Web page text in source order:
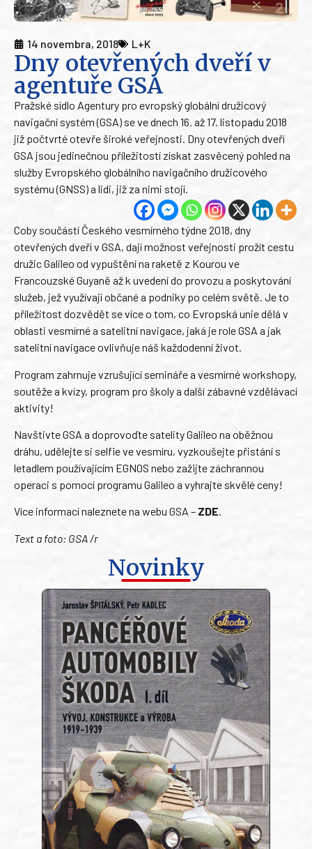
14 novembra, 2018 L+K
Dny otevřených dveří v
agentuře GSA
Pražské sídlo Agentury pro evropský globální družicový
navigační systém (GSA) se ve dnech 16. až 17. listopadu 2018
již počtvrté otevře široké veřejnosti. Dny otevřených dveří
GSA jsou jedinečnou příležitostí získat zasvěcený pohled na
služby Evropského globálního navigačního družicového
systému (GNSS) a lidi, již za nimi stojí.
Coby součástí Českého vesmírného týdne 2018, dny
otevřených dveří v GSA, dají možnost veřejnosti prožít cestu
družic Galileo od vypuštění na raketě z Kourou ve
Francouzské Guyaně až k uvedení do provozu a poskytování
služeb, jež využívají občané a podniky po celém světě. Je to
příležitost dozvědět se více o tom, co Evropská unie dělá v
oblasti vesmírné a satelitní navigace, jaká je role GSA a jak
satelitní navigace ovlivňuje náš každodenní život.
Program zahrnuje vzrušující semináře a vesmírné workshopy,
soutěže a kvízy, program pro školy a další zábavné vzdělávací
aktivity!
Navštivte GSA a doprovoďte satelity Galileo na oběžnou
dráhu, udělejte si selfie ve vesmíru, vyzkoušejte přistání s
letadlem používajícím EGNOS nebo zažijte záchrannou
operaci s pomocí programu Galileo a vyhrajte skvělé ceny!
Více informací naleznete na webu GSA – ZDE.
Text a foto: GSA /r
Novinky